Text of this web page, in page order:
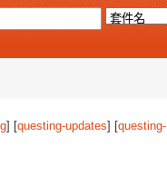
] [questing-updates] [questing-